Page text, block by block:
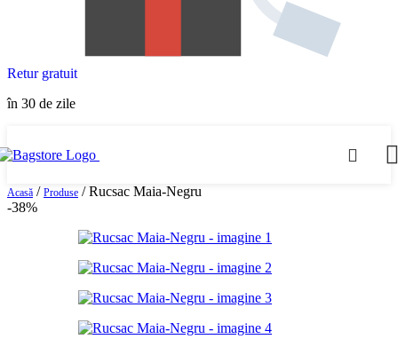
Retur gratuit
în 30 de zile
Acasă / Produse /Rucsac Maia-Negru
-38%